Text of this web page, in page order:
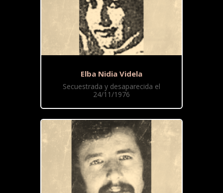
Elba Nidia Videla
Secuestrada y desaparecida el
24/11/1976